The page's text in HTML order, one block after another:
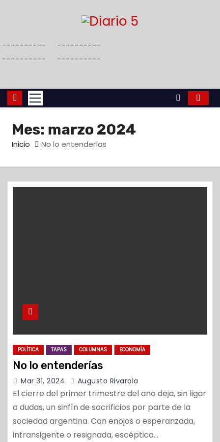
t
a
a
----------
----------
----------
----------
Mes: marzo 2024
Inicio No lo entenderías
POLÍTICA TAPAS COLUMNAS ECONOMÍA
No lo entenderías
Mar 31, 2024 Augusto Rivarola
El cierre del primer trimestre del año deja, sin ligar
a dudas, un sinfín de sacrificios por parte de la
sociedad argentina. Con enojos o esperanzada,
intransigente o resignada, escéptica…